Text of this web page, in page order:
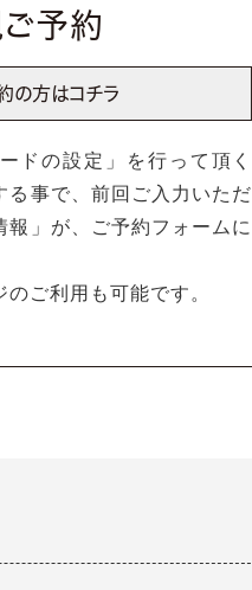
予約
ドの設定」を行って頂く
る事で、前回ご入力いただ
報」が、ご予約フォームに
ご利用も可能です。